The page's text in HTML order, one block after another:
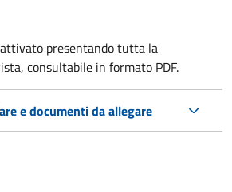
presentando tutta la
consultabile in formato PDF.
e documenti da allegare